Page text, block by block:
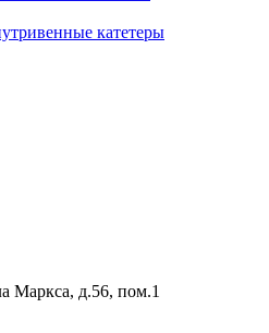
катетеры
Маркса, д.56, пом.1